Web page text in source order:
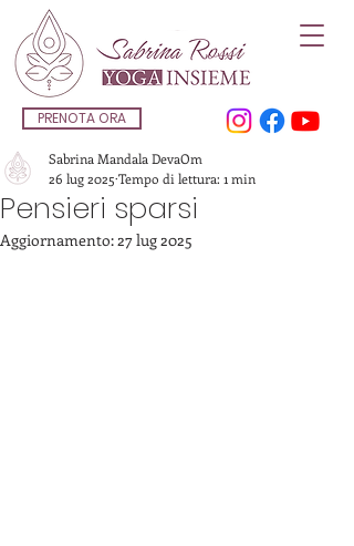
PRENOTA ORA
Pensieri sparsi
Sabrina Mandala DevaOm
26 lug 2025 Tempo di lettura: 1 min
Aggiornamento:27 lug 2025